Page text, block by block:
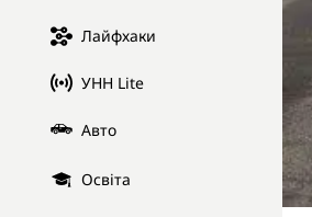
Лайфхаки
УНН Lite
Авто
Освіта